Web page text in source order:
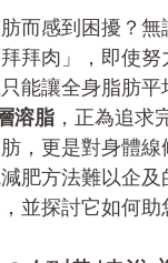
而感到困擾？
拜肉」，即使
能讓全身脂肪
溶脂 ，正為追求
，更是對身體
肥方法難以企
並探討它如何